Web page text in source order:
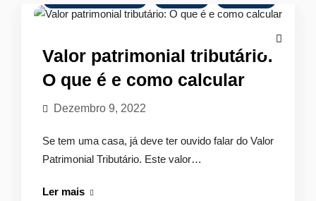
de
Como
funciona?
Valor patrimonial tributário:
O que é e como calcular
Dezembro 9, 2022
Se tem uma casa, já deve ter ouvido falar do Valor
Patrimonial Tributário. Este valor…
Ler maisValor